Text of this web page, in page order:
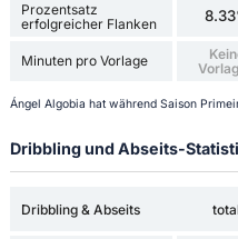
Prozentsatz
erfolgreicher Flanken
Minuten pro Vorlage
Ángel Algobia hat während Saison
Dribbling und Abseits-
Dribbling & Abseits